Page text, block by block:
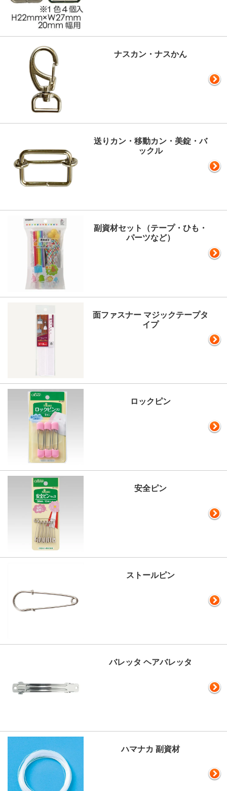
ナスカン・ナスかん
送りカン・移動カン・美錠・バ
ックル
副資材セット（テープ・ひも・
パーツなど）
面ファスナー マジックテープタ
イプ
ロックピン
安全ピン
ストールピン
バレッタ ヘアバレッタ
ハマナカ 副資材